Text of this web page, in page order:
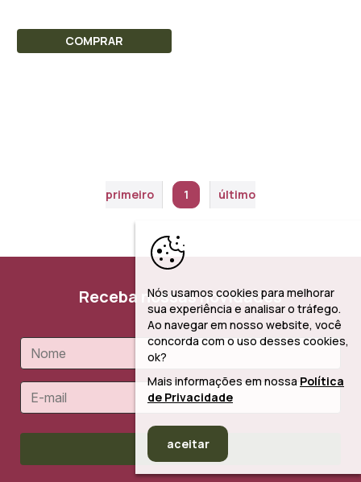
COMPRAR
primeiro 1 último
Receba nossas novidades
Cadastrar
Nós usamos cookies para melhorar
sua experiência e analisar o tráfego.
Ao navegar em nosso website, você
concorda com o uso desses cookies,
ok?
Mais informações em nossa Política
de Privacidade
aceitar